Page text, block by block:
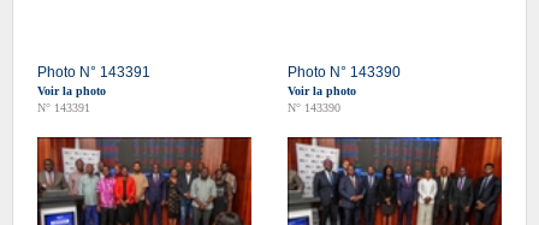
Photo N° 143391
Voir la photo
N° 143391
Photo N° 143390
Voir la photo
N° 143390